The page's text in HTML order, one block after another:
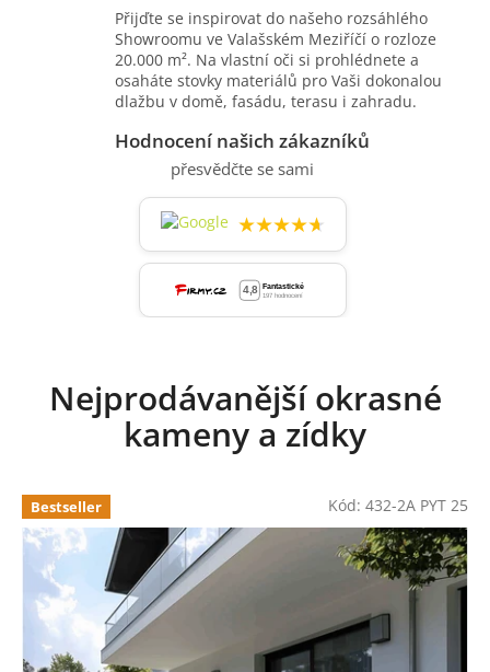
Přijďte se inspirovat do našeho rozsáhlého
Showroomu ve Valašském Meziříčí o rozloze
20.000 m². Na vlastní oči si prohlédnete a
osaháte stovky materiálů pro Vaši dokonalou
dlažbu v domě, fasádu, terasu i zahradu.
Hodnocení našich zákazníků
přesvědčte se sami
★★★★★
Nejprodávanější okrasné
kameny a zídky
Bestseller Kód: 432-2A PYT 25